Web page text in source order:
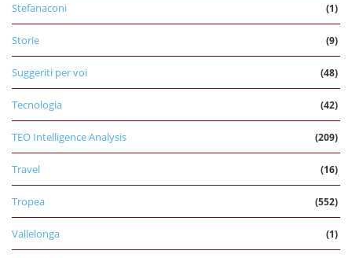
Stefanaconi (1)
Storie (9)
Suggeriti per voi (48)
Tecnologia (42)
TEO Intelligence Analysis (209)
Travel (16)
Tropea (552)
Vallelonga (1)